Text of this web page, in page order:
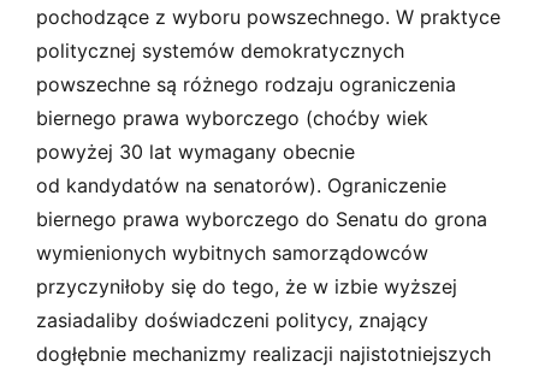
pochodzące z wyboru powszechnego. W praktyce
politycznej systemów demokratycznych
powszechne są różnego rodzaju ograniczenia
biernego prawa wyborczego (choćby wiek
powyżej 30 lat wymagany obecnie
od kandydatów na senatorów). Ograniczenie
biernego prawa wyborczego do Senatu do grona
wymienionych wybitnych samorządowców
przyczyniłoby się do tego, że w izbie wyższej
zasiadaliby doświadczeni politycy, znający
dogłębnie mechanizmy realizacji najistotniejszych